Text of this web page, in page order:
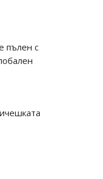
пълен с